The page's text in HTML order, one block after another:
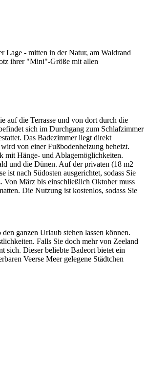
Lage - mitten in der Natur, am Waldrand
ihrer "Mini"-Größe mit allen
auf die Terrasse und von dort durch die
sich im Durchgang zum Schlafzimmer
Das Badezimmer liegt direkt
von einer Fußbodenheizung beheizt.
mit Hänge- und Ablagemöglichkeiten.
und die Dünen. Auf der privaten (18 m2
ist nach Südosten ausgerichtet, sodass Sie
Von März bis einschließlich Oktober muss
Die Nutzung ist kostenlos, sodass Sie
ganzen Urlaub stehen lassen können.
Falls Sie doch mehr von Zeeland
sich. Dieser beliebte Badeort bietet ein
Veerse Meer gelegene Städtchen